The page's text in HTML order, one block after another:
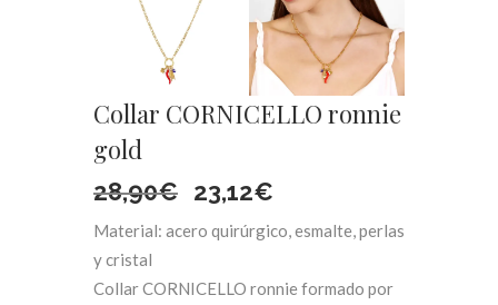
Collar CORNICELLO ronnie
gold
28,90€ El
precio
original
23,12€
precio
actual
Material: acero quirúrgico, esmalte, perlas
y cristal
Collar CORNICELLO ronnie formado por